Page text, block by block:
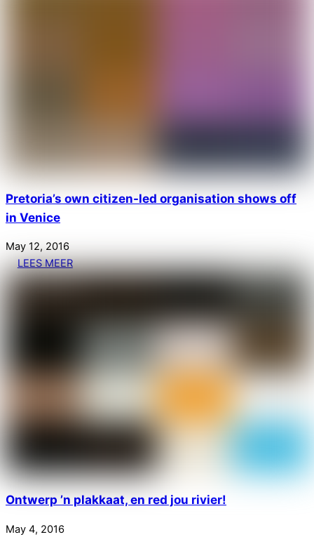
Pretoria’s own citizen-led organisation shows off
in Venice
May 12, 2016
LEES MEER
Ontwerp ’n plakkaat, en red jou rivier!
May 4, 2016